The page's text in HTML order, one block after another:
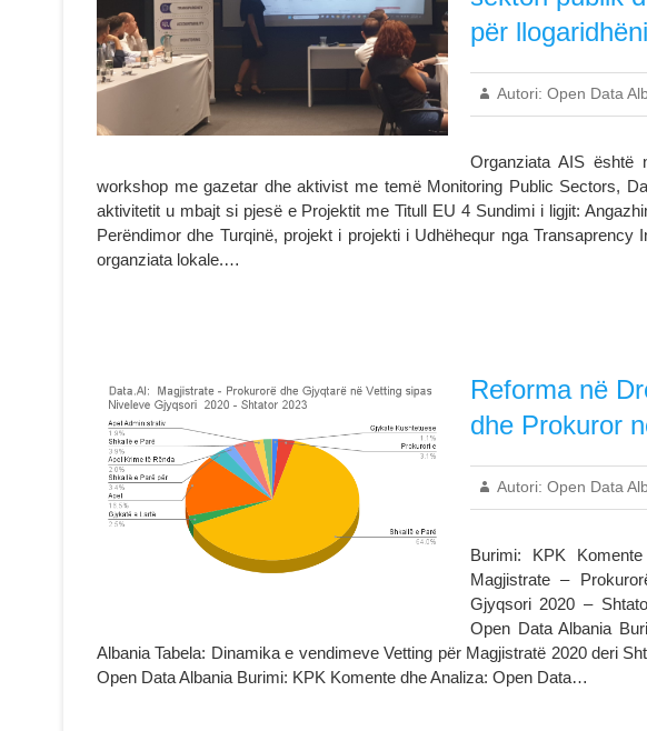
për
Autori: Open Data
Organziata AIS është
workshop me gazetar dhe aktivist me temë Monitoring Public Sectors,
aktivitetit u mbajt si pjesë e Projektit me Titull EU 4 Sundimi i ligjit:
Perëndimor dhe Turqinë, projekt i projekti i Udhëhequr nga Transaprency
organziata lokale.…
Reforma në
dhe Prokuror
Autori: Open Data
Burimi: KPK
Magjistrate –
Gjyqsori 2020 –
Open Data Albania
Albania Tabela: Dinamika e vendimeve Vetting për Magjistratë 2020 deri
Open Data Albania Burimi: KPK Komente dhe Analiza: Open Data…